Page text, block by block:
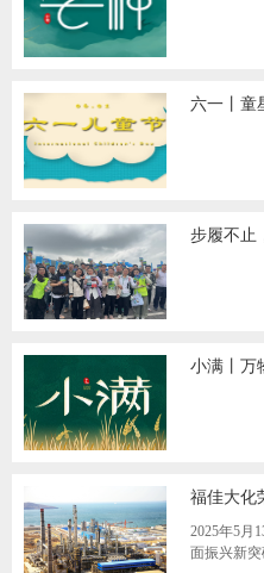
六一丨童
小满丨万
2025年5月
面振兴新